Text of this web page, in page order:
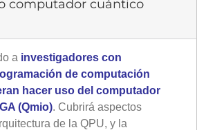
computador cuántico
a investigadores con
de computación
hacer uso del computador
(Qmio). Cubrirá aspectos
de la QPU, y la